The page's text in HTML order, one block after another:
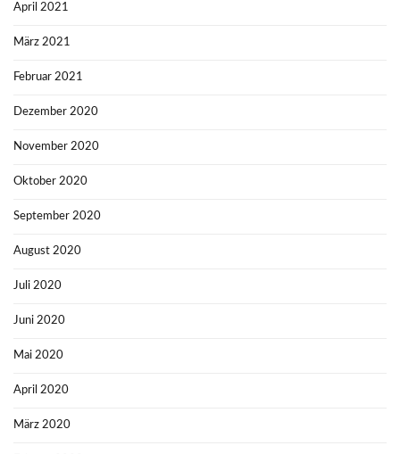
April 2021
März 2021
Februar 2021
Dezember 2020
November 2020
Oktober 2020
September 2020
August 2020
Juli 2020
Juni 2020
Mai 2020
April 2020
März 2020